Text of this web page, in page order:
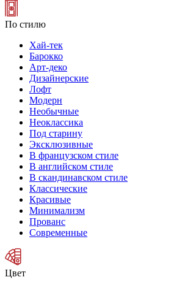
По стилю
Хай-тек
Барокко
Арт-деко
Дизайнерские
Лофт
Модерн
Необычные
Неоклассика
Под старину
Эксклюзивные
В французском стиле
В английском стиле
В скандинавском стиле
Классические
Красивые
Минимализм
Прованс
Современные
Цвет